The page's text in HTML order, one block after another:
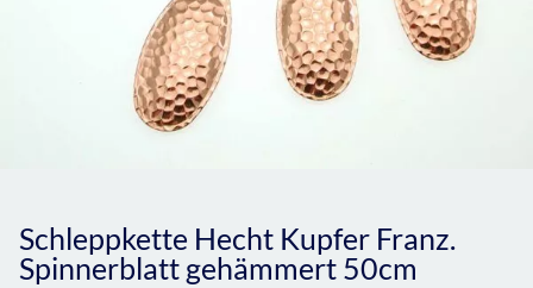
Schleppkette Hecht Kupfer Franz.
Spinnerblatt gehämmert 50cm